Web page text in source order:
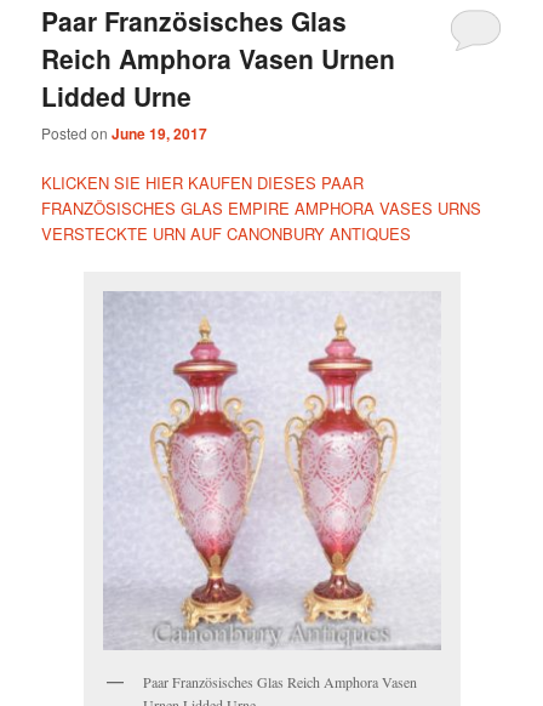
Paar Französisches Glas
Reich Amphora Vasen Urnen
Lidded Urne
Posted onJune 19, 2017
KLICKEN SIE HIER KAUFEN DIESES PAAR
FRANZÖSISCHES GLAS EMPIRE AMPHORA VASES URNS
VERSTECKTE URN AUF CANONBURY ANTIQUES
Paar Französisches Glas Reich Amphora Vasen